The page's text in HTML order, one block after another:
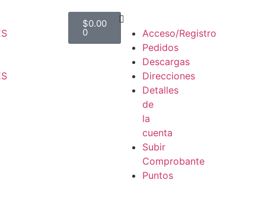
$0.00
0
Acceso/Registro
Pedidos
Descargas
Direcciones
Detalles
de
la
cuenta
Subir
Comprobante
Puntos